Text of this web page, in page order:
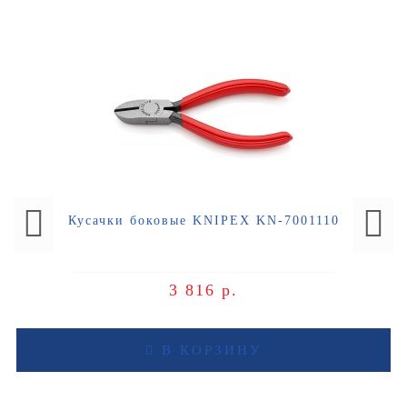
Кусачки боковые KNIPEX KN-7001110
3 816 р.
В КОРЗИНУ